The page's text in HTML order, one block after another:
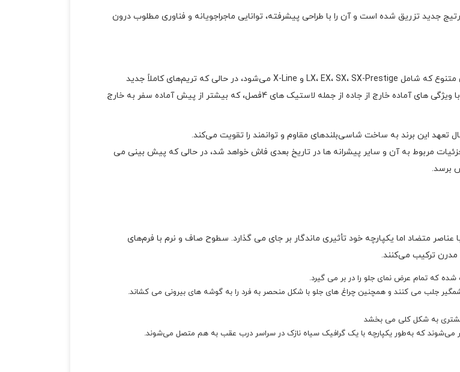
جدید تزریق شده است و آن را با طراحی پیشرفته، توانایی ماجراجویانه و فناوری مطلوب درون
کیا اسپورتج 2023 چیزی را برای همه ارائه می‌کند، با ترکیب و تریم‌های متنوع که شامل LX، EX، SX، SX-Prestige و X-Line می‌شود، در حالی که تریم‌های کاملاً جدید
اسپورتیج X-Pro و X-Pro Prestige به رانندگان این امکان را می‌دهند. با ویژگی های آماده خارج از جاده از جمله لاستیک های 4فصل، که بیشتر از پیش آماده سفر به خارج
مربوط به آن و سایر پیشرانه ها در تاریخ بعدی فاش خواهد شد، در حالی که پیش بینی می
عناصر متضاد اما یکپارچه خود تأثیری ماندگار بر جای می گذارد. سطوح صاف و نرم با فرم‌های
مدرن ترکیب می‌کنند.
شده که تمام عرض نمای جلو را در بر می گیرد.
چشمگیر جلب می کنند و همچنین چراغ های جلو با شکل منحصر به فرد را به گوشه های بیرونی می کشاند.
به شکل کلی می بخشد
می‌شوند که به‌طور یکپارچه با یک گرافیک سیاه نازک در سراسر درب عقب به هم متصل می‌شوند.